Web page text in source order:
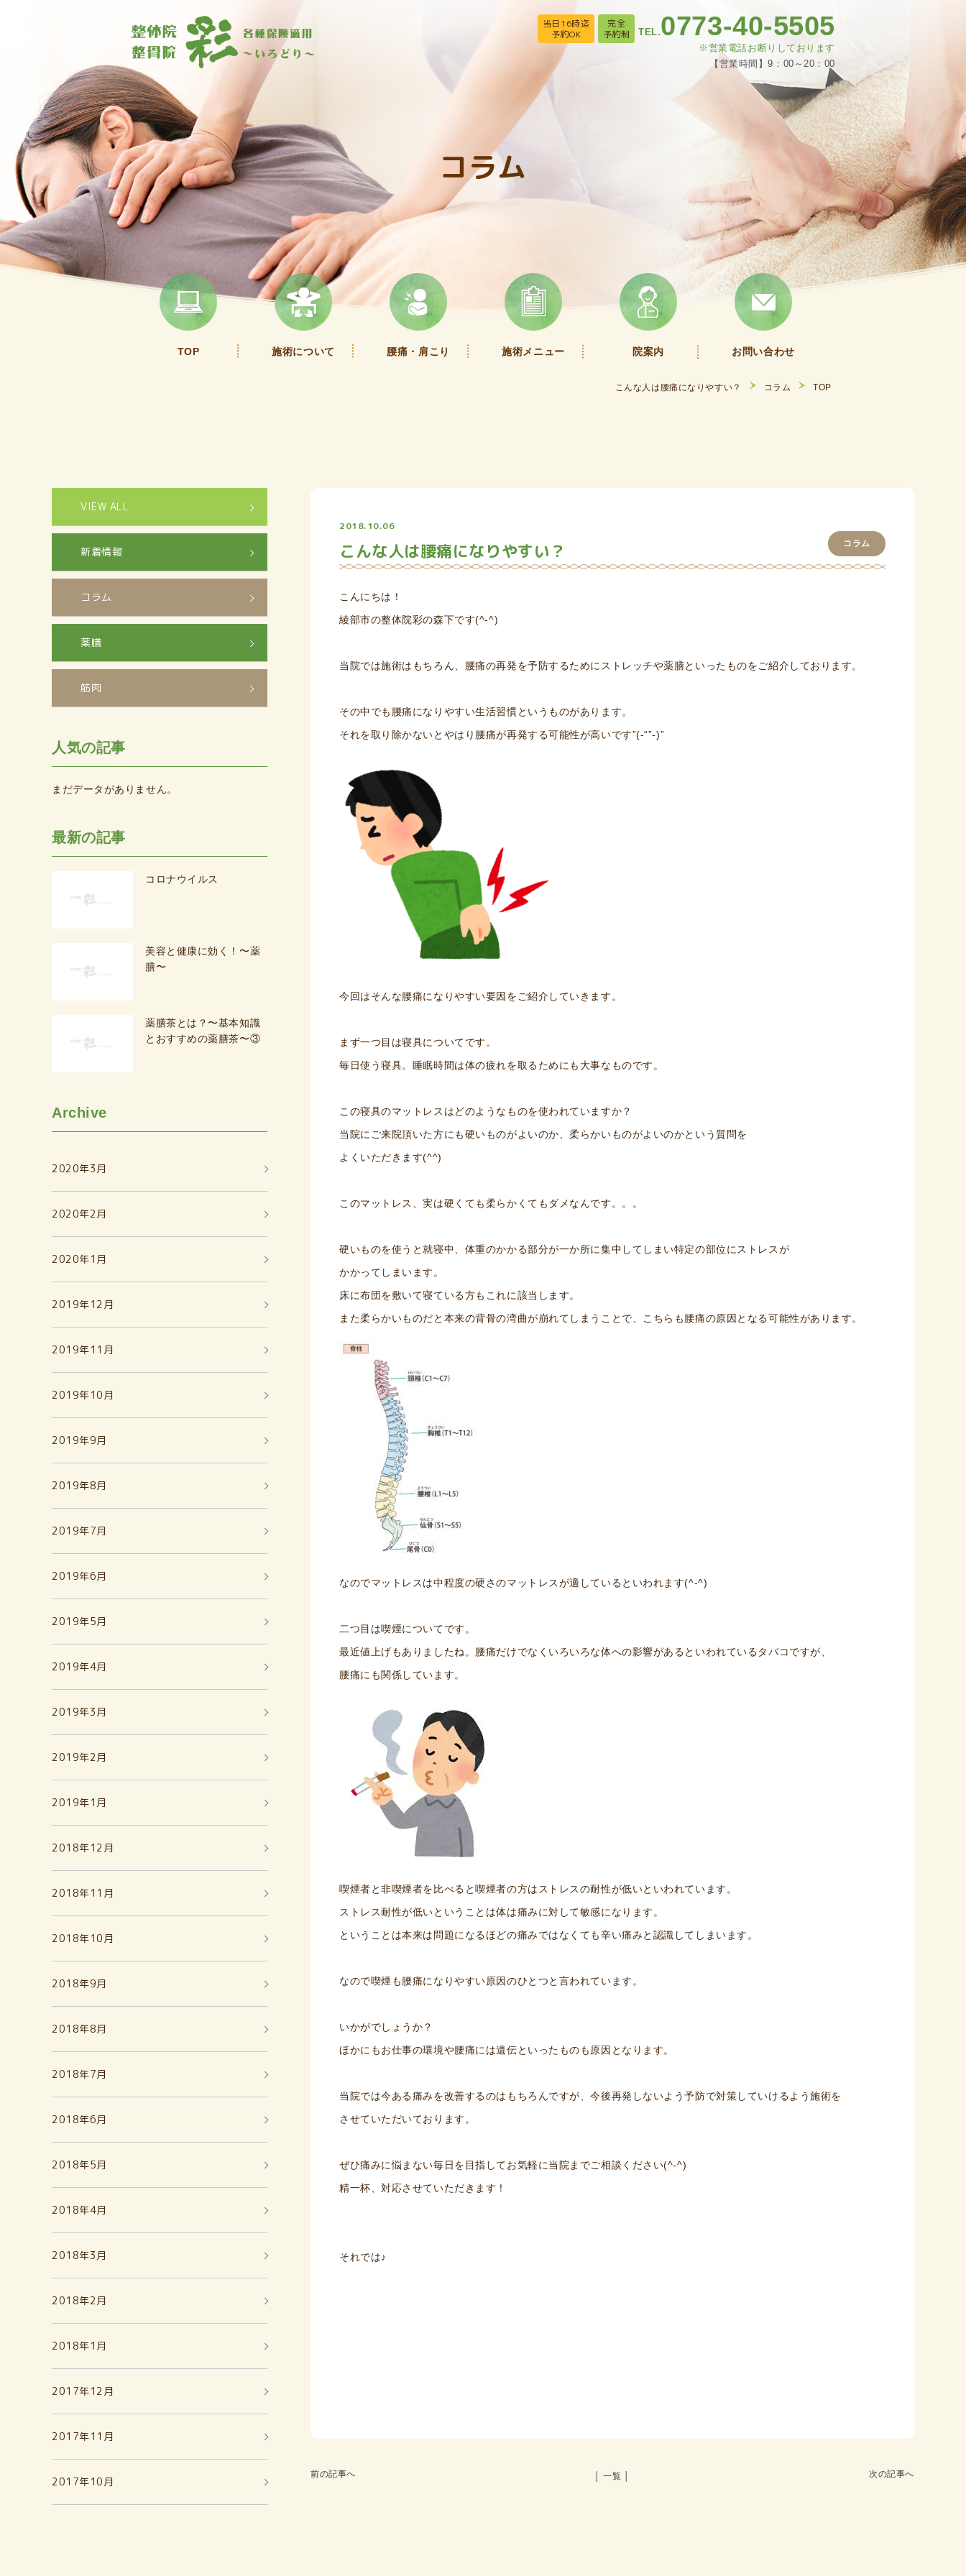
当日16時迄
予約OK
完全
予約制
TEL.0773-40-5505
※営業電話お断りしております
【営業時間】9：00～20：00
コラム
TOP 施術について 腰痛・肩こり 施術メニュー 院案内 お問い合わせ
TOP
コラム
こんな人は腰痛になりやすい？
コラム
2018.10.06
こんな人は腰痛になりやすい？
こんにちは！
綾部市の整体院彩の森下です(^-^)
当院では施術はもちろん、腰痛の再発を予防するためにストレッチや薬膳といったものをご紹介しております。
その中でも腰痛になりやすい生活習慣というものがあります。
それを取り除かないとやはり腰痛が再発する可能性が高いです”(-“”-)”
今回はそんな腰痛になりやすい要因をご紹介していきます。
まず一つ目は寝具についてです。
毎日使う寝具。睡眠時間は体の疲れを取るためにも大事なものです。
この寝具のマットレスはどのようなものを使われていますか？
当院にご来院頂いた方にも硬いものがよいのか、柔らかいものがよいのかという質問を
よくいただきます(^^)
このマットレス、実は硬くても柔らかくてもダメなんです。。。
硬いものを使うと就寝中、体重のかかる部分が一か所に集中してしまい特定の部位にストレスが
かかってしまいます。
床に布団を敷いて寝ている方もこれに該当します。
また柔らかいものだと本来の背骨の湾曲が崩れてしまうことで、こちらも腰痛の原因となる可能性があります。
なのでマットレスは中程度の硬さのマットレスが適しているといわれます(^-^)
二つ目は喫煙についてです。
最近値上げもありましたね。腰痛だけでなくいろいろな体への影響があるといわれているタバコですが、
腰痛にも関係しています。
喫煙者と非喫煙者を比べると喫煙者の方はストレスの耐性が低いといわれています。
ストレス耐性が低いということは体は痛みに対して敏感になります。
ということは本来は問題になるほどの痛みではなくても辛い痛みと認識してしまいます。
なので喫煙も腰痛になりやすい原因のひとつと言われています。
いかがでしょうか？
ほかにもお仕事の環境や腰痛には遺伝といったものも原因となります。
当院では今ある痛みを改善するのはもちろんですが、今後再発しないよう予防で対策していけるよう施術を
させていただいております。
ぜひ痛みに悩まない毎日を目指してお気軽に当院までご相談ください(^-^)
精一杯、対応させていただきます！
それでは♪
前の記事へ 次の記事へ
│ 一覧 │
VIEW ALL
新着情報
コラム
薬膳
筋肉
人気の記事
まだデータがありません。
最新の記事
コロナウイルス
美容と健康に効く！〜薬
膳〜
薬膳茶とは？〜基本知識
とおすすめの薬膳茶〜③
Archive
2020年3月
2020年2月
2020年1月
2019年12月
2019年11月
2019年10月
2019年9月
2019年8月
2019年7月
2019年6月
2019年5月
2019年4月
2019年3月
2019年2月
2019年1月
2018年12月
2018年11月
2018年10月
2018年9月
2018年8月
2018年7月
2018年6月
2018年5月
2018年4月
2018年3月
2018年2月
2018年1月
2017年12月
2017年11月
2017年10月